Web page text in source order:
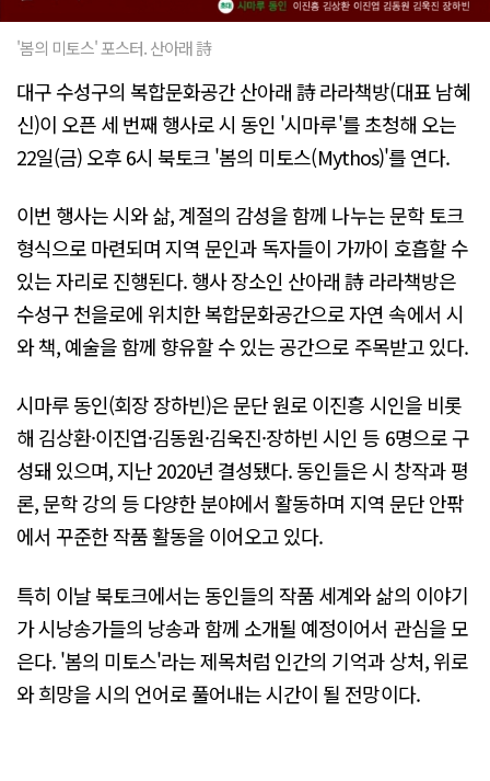
'봄의 미토스' 포스터. 산아래 詩
대구 수성구의 복합문화공간 산아래 詩 라라책방(대표 남혜
신)이 오픈 세 번째 행사로 시 동인 '시마루'를 초청해 오는
22일(금) 오후 6시 북토크 '봄의 미토스(Mythos)'를 연다.
이번 행사는 시와 삶, 계절의 감성을 함께 나누는 문학 토크
형식으로 마련되며 지역 문인과 독자들이 가까이 호흡할 수
있는 자리로 진행된다. 행사 장소인 산아래 詩 라라책방은
수성구 천을로에 위치한 복합문화공간으로 자연 속에서 시
와 책, 예술을 함께 향유할 수 있는 공간으로 주목받고 있다.
시마루 동인(회장 장하빈)은 문단 원로 이진흥 시인을 비롯
해 김상환·이진엽·김동원·김욱진·장하빈 시인 등 6명으로 구
성돼 있으며, 지난 2020년 결성됐다. 동인들은 시 창작과 평
론, 문학 강의 등 다양한 분야에서 활동하며 지역 문단 안팎
에서 꾸준한 작품 활동을 이어오고 있다.
특히 이날 북토크에서는 동인들의 작품 세계와 삶의 이야기
가 시낭송가들의 낭송과 함께 소개될 예정이어서 관심을 모
은다. '봄의 미토스'라는 제목처럼 인간의 기억과 상처, 위로
와 희망을 시의 언어로 풀어내는 시간이 될 전망이다.